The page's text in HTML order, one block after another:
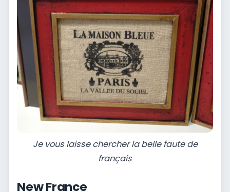
Je vous laisse chercher la belle faute de
français
New France